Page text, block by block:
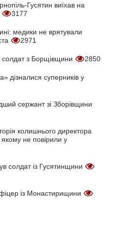
Гусятин виїхав на
3177
медики не врятували
2971
солдат з Борщівщини 2850
дізналися суперників у
сержант зі Зборівщини
колишнього директора
якому не повірили у
солдат із Гусятинщини
із Монастирищини